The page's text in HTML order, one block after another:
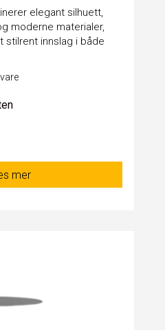
elegant silhuett,
moderne materialer,
stilrent innslag i både
mer